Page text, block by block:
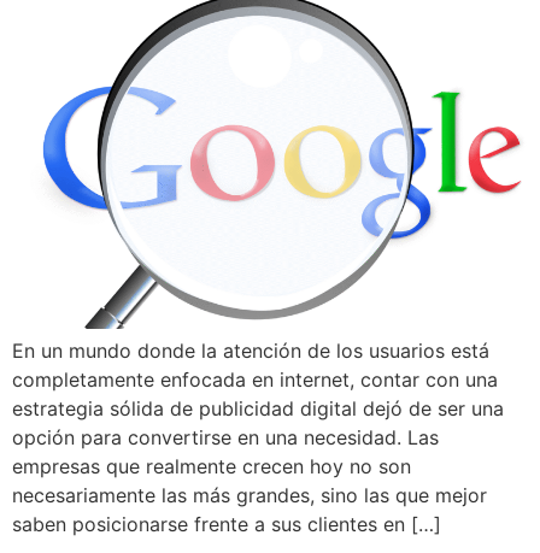
En un mundo donde la atención de los usuarios está
completamente enfocada en internet, contar con una
estrategia sólida de publicidad digital dejó de ser una
opción para convertirse en una necesidad. Las
empresas que realmente crecen hoy no son
necesariamente las más grandes, sino las que mejor
saben posicionarse frente a sus clientes en […]